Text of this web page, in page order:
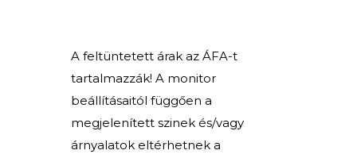
A feltüntetett árak az ÁFA-t
tartalmazzák! A monitor
beállításaitól függően a
megjelenített szinek és/vagy
árnyalatok eltérhetnek a